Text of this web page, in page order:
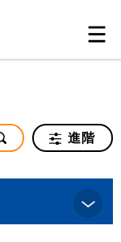
進階